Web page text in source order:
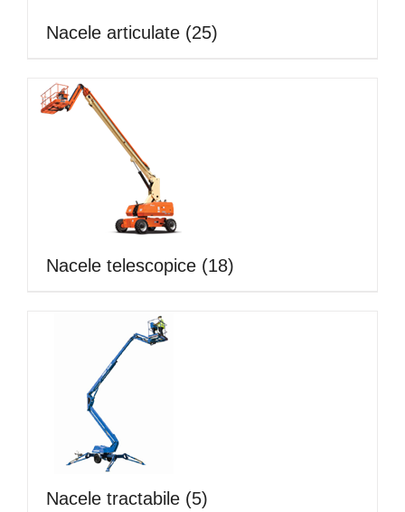
Nacele articulate (25)
Nacele telescopice (18)
Nacele tractabile (5)